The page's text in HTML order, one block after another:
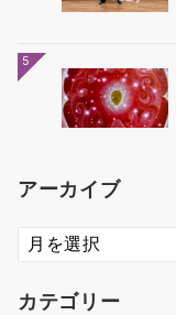
5
アーカイブ
ア
ー
イ
カテゴリー